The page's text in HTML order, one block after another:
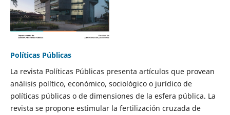
Políticas Públicas
La revista Políticas Públicas presenta artículos que provean
análisis político, económico, sociológico o jurídico de
políticas públicas o de dimensiones de la esfera pública. La
revista se propone estimular la fertilización cruzada de